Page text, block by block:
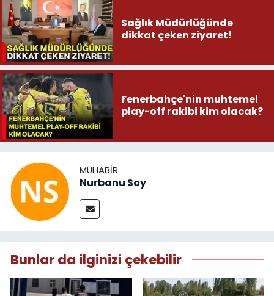
Sağlık Müdürlüğünde
dikkat çeken ziyaret!
Fenerbahçe'nin muhtemel
play-off rakibi kim olacak?
MUHABIR
Nurbanu Soy
Bunlar da ilginizi çekebilir